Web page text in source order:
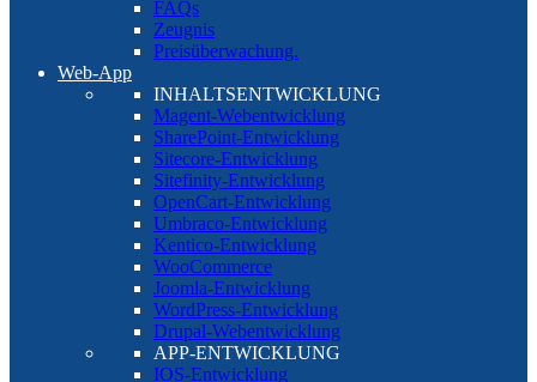
FAQs
Zeugnis
Preisüberwachung.
Web-App
INHALTSENTWICKLUNG
Magent-Webentwicklung
SharePoint-Entwicklung
Sitecore-Entwicklung
Sitefinity-Entwicklung
OpenCart-Entwicklung
Umbraco-Entwicklung
Kentico-Entwicklung
WooCommerce
Joomla-Entwicklung
WordPress-Entwicklung
Drupal-Webentwicklung
APP-ENTWICKLUNG
IOS-Entwicklung